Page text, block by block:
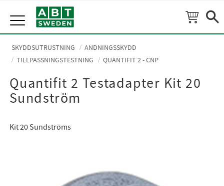
Meny
SKYDDSUTRUSTNING
ANDNINGSSKYDD
TILLPASSNINGSTESTNING
QUANTIFIT 2 - CNP
Quantifit 2 Testadapter Kit 20
Sundström
Kit 20 Sundströms